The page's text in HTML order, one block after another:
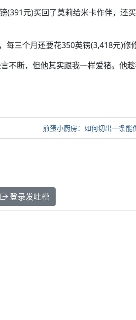
(391元)买回了莫莉给米卡作伴，还
三个月还要花350英镑(3,418元)修
不断，但他其实跟我一样爱猪。他
煎蛋小厨房：如何切出一条能
登录发吐槽